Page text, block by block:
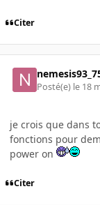
Citer
Posté(e) le 18
je crois que dans
fonctions pour
power on
Citer